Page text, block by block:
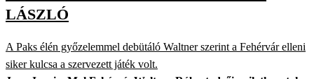
LÁSZLÓ
A Paks élén győzelemmel debütáló Waltner szerint a Fehérvár elleni
siker kulcsa a szervezett játék volt.